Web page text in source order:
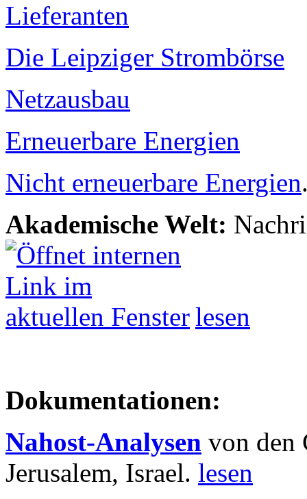
Lieferanten
Die Leipziger Strombörse
Netzausbau
Erneuerbare Energien
Nicht erneuerbare Energien
Akademische Welt:
lesen
Dokumentationen:
Nahost-Analysen von den
Jerusalem, Israel. lesen